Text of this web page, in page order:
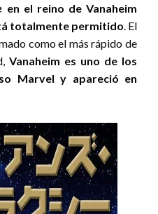
en el reino de Vanaheim
totalmente permitido . El
como el más rápido de
Vanaheim es uno de los
Marvel y apareció en